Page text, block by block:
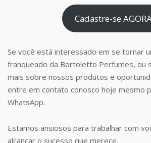
Cadastre-se
Se você está interessado em se tornar
franqueado da Bortoletto Perfumes, ou
mais sobre nossos produtos e
entre em contato conosco hoje mesmo
WhatsApp.
Estamos ansiosos para trabalhar com
alcançar o sucesso que merece.